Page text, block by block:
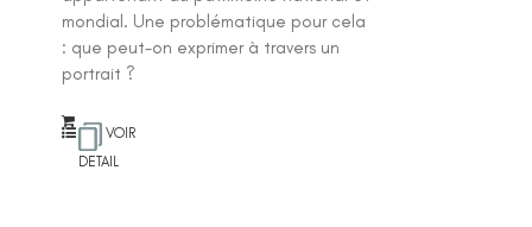
mondial. Une problématique pour cela
: que peut-on exprimer à travers un
portrait ?
VOIR
DETAIL